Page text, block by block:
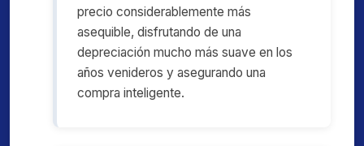
precio considerablemente más
asequible, disfrutando de una
depreciación mucho más suave en los
años venideros y asegurando una
compra inteligente.